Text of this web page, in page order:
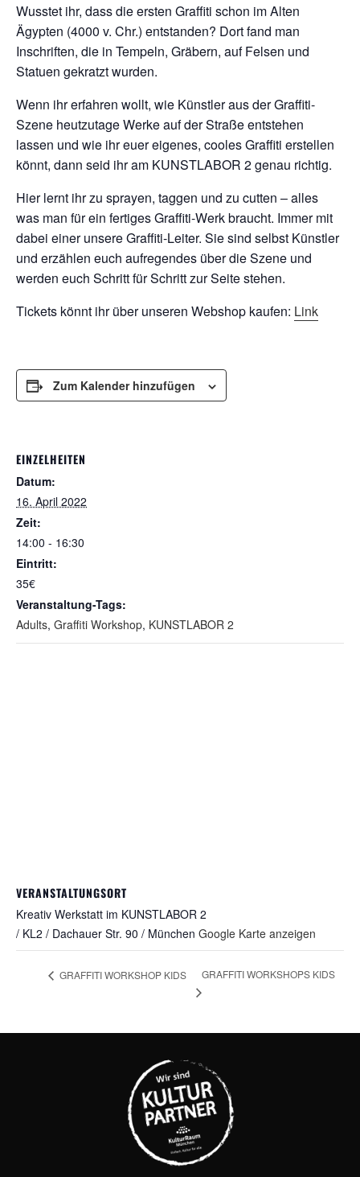
Wusstet ihr, dass die ersten Graffiti schon im Alten
Ägypten (4000 v. Chr.) entstanden? Dort fand man
Inschriften, die in Tempeln, Gräbern, auf Felsen und
Statuen gekratzt wurden.
Wenn ihr erfahren wollt, wie Künstler aus der Graffiti-
Szene heutzutage Werke auf der Straße entstehen
lassen und wie ihr euer eigenes, cooles Graffiti erstellen
könnt, dann seid ihr am KUNSTLABOR 2 genau richtig.
Hier lernt ihr zu sprayen, taggen und zu cutten – alles
was man für ein fertiges Graffiti-Werk braucht. Immer mit
dabei einer unsere Graffiti-Leiter. Sie sind selbst Künstler
und erzählen euch aufregendes über die Szene und
werden euch Schritt für Schritt zur Seite stehen.
Tickets könnt ihr über unseren Webshop kaufen: Link
Zum Kalender hinzufügen
EINZELHEITEN
Datum:
16. April 2022
Zeit:
14:00 - 16:30
Eintritt:
35€
Veranstaltung-Tags:
Adults, Graffiti Workshop, KUNSTLABOR 2
VERANSTALTUNGSORT
Kreativ Werkstatt im KUNSTLABOR 2
/ KL2 / Dachauer Str. 90 / München Google Karte anzeigen
GRAFFITI WORKSHOP KIDS GRAFFITI WORKSHOPS KIDS